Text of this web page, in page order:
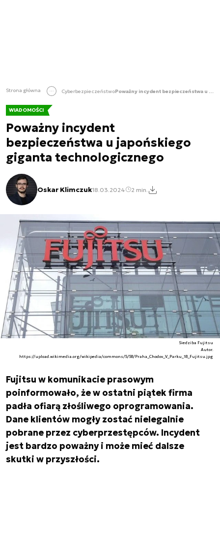
Strona główna Cyberbezpieczeństwo Poważny incydent bezpieczeństwa u japońskiego giganta technologicznego
WIADOMOŚCI
Poważny incydent
bezpieczeństwa u japońskiego
giganta technologicznego
Oskar Klimczuk18.03.2024 2 min.
Siedziba Fujitsu
Autor.
https://upload.wikimedia.org/wikipedia/commons/5/58/Praha_Chodov_V_Parku_18_Fujitsu.jpg
Fujitsu w komunikacie prasowym
poinformowało, że w ostatni piątek firma
padła ofiarą złośliwego oprogramowania.
Dane klientów mogły zostać nielegalnie
pobrane przez cyberprzestępców. Incydent
jest bardzo poważny i może mieć dalsze
skutki w przyszłości.